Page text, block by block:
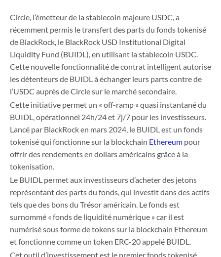
Circle, l’émetteur de la stablecoin majeure USDC, a
récemment permis le transfert des parts du fonds tokenisé
de BlackRock, le BlackRock USD Institutional Digital
Liquidity Fund (BUIDL), en utilisant la stablecoin USDC.
Cette nouvelle fonctionnalité de contrat intelligent autorise
les détenteurs de BUIDL à échanger leurs parts contre de
l’USDC auprès de Circle sur le marché secondaire.
Cette initiative permet un « off-ramp » quasi instantané du
BUIDL, opérationnel 24h/24 et 7j/7 pour les investisseurs.
Lancé par BlackRock en mars 2024, le BUIDL est un fonds
tokenisé qui fonctionne sur la blockchain Ethereum pour
offrir des rendements en dollars américains grâce à la
tokenisation.
Le BUIDL permet aux investisseurs d’acheter des jetons
représentant des parts du fonds, qui investit dans des actifs
tels que des bons du Trésor américain. Le fonds est
surnommé « fonds de liquidité numérique » car il est
numérisé sous forme de tokens sur la blockchain Ethereum
et fonctionne comme un token ERC-20 appelé BUIDL.
Cet outil d’investissement est le premier fonds tokenisé